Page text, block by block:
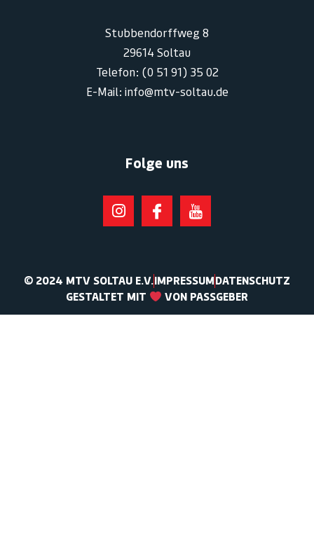
Stubbendorffweg 8
29614 Soltau
Telefon: (0 51 91) 35 02
E-Mail: info@mtv-soltau.de
Folge uns
© 2024 MTV SOLTAU E.V.IMPRESSUMDATENSCHUTZ
GESTALTET MIT
VON PASSGEBER